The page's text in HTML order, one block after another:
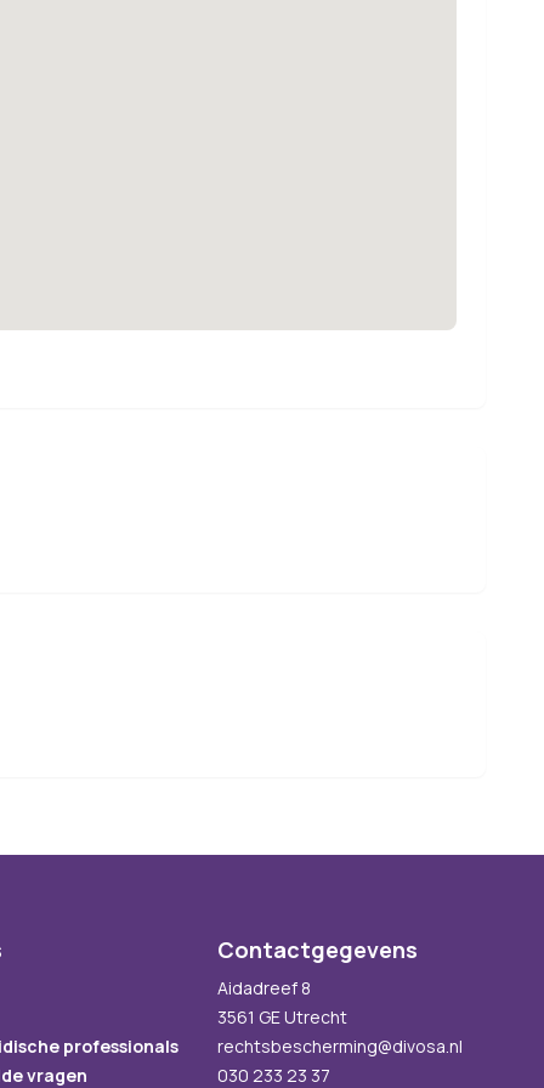
professionals
vragen
Contactgegevens
Aidadreef 8
3561 GE Utrecht
rechtsbescherming@divosa.nl
030 233 23 37